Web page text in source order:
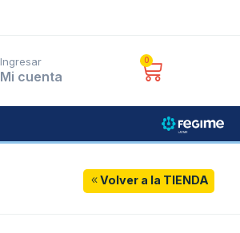
Ingresar
Mi cuenta
0
Volver a la TIENDA